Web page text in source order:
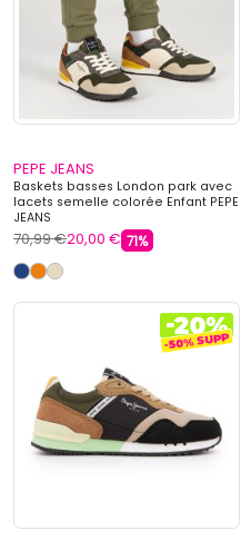
PEPE JEANS
Baskets basses London park avec
lacets semelle colorée Enfant PEPE
JEANS
70,99 €20,00 € 71%